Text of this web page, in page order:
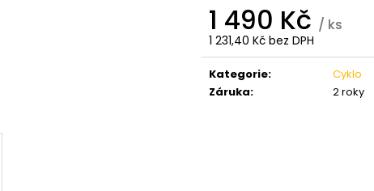
1 490 Kč / ks
1 231,40 Kč bez DPH
Měrná
cena:
Kategorie:
Cyklo
Záruka: 2 roky